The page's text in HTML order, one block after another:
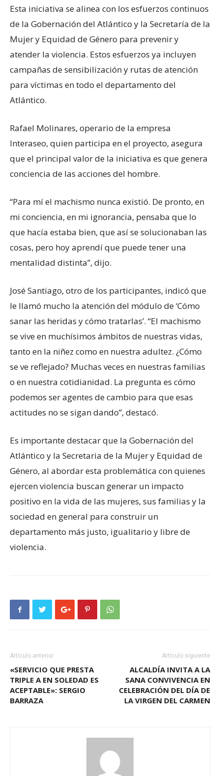
Esta iniciativa se alinea con los esfuerzos continuos
de la Gobernación del Atlántico y la Secretaría de la
Mujer y Equidad de Género para prevenir y
atender la violencia. Estos esfuerzos ya incluyen
campañas de sensibilización y rutas de atención
para víctimas en todo el departamento del
Atlántico.
Rafael Molinares, operario de la empresa
Interaseo, quien participa en el proyecto, asegura
que el principal valor de la iniciativa es que genera
conciencia de las acciones del hombre.
“Para mí el machismo nunca existió. De pronto, en
mi conciencia, en mi ignorancia, pensaba que lo
que hacía estaba bien, que así se solucionaban las
cosas, pero hoy aprendí que puede tener una
mentalidad distinta”, dijo.
José Santiago, otro de los participantes, indicó que
le llamó mucho la atención del módulo de ‘Cómo
sanar las heridas y cómo tratarlas’. “El machismo
se vive en muchísimos ámbitos de nuestras vidas,
tanto en la niñez como en nuestra adultez. ¿Cómo
se ve reflejado? Muchas veces en nuestras familias
o en nuestra cotidianidad. La pregunta es cómo
podemos ser agentes de cambio para que esas
actitudes no se sigan dando”, destacó.
Es importante destacar que la Gobernación del
Atlántico y la Secretaria de la Mujer y Equidad de
Género, al abordar esta problemática con quienes
ejercen violencia buscan generar un impacto
positivo en la vida de las mujeres, sus familias y la
sociedad en general para construir un
departamento más justo, igualitario y libre de
violencia.
Artículo anterior
«SERVICIO QUE PRESTA
TRIPLE A EN SOLEDAD ES
ACEPTABLE»: SERGIO
BARRAZA
Artículo siguiente
ALCALDÍA INVITA A LA
SANA CONVIVENCIA EN
CELEBRACIÓN DEL DÍA DE
LA VIRGEN DEL CARMEN